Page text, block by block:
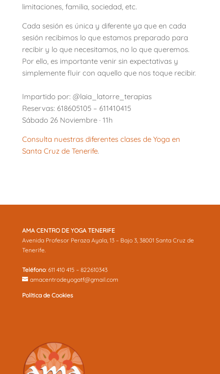
limitaciones, familia, sociedad, etc.
Cada sesión es única y diferente ya que en cada
sesión recibimos lo que estamos preparado para
recibir y lo que necesitamos, no lo que queremos.
Por ello, es importante venir sin expectativas y
simplemente fluir con aquello que nos toque recibir.
Impartido por: @laia_latorre_terapias
Reservas: 618605105 – 611410415
Sábado 26 Noviembre · 11h
Consulta nuestras diferentes clases de Yoga en
Santa Cruz de Tenerife.
AMA CENTRO DE YOGA TENERIFE
Avenida Profesor Peraza Ayala, 13 – Bajo 3, 38001 Santa Cruz de
Tenerife.
Teléfono: 611 410 415 – 822610343
amacentrodeyogatf@gmail.com
Política de Cookies